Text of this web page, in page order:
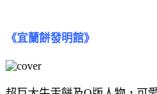
《宜蘭餅發明館》